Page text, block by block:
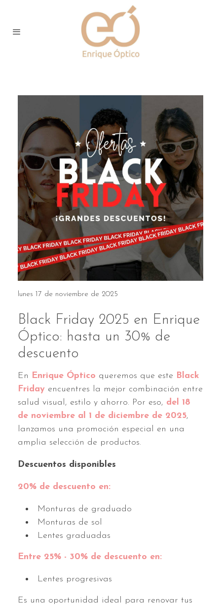
lunes 17 de noviembre de 2025
Black Friday 2025 en Enrique
Óptico: hasta un 30% de
descuento
En Enrique Óptico queremos que este Black
Friday encuentres la mejor combinación entre
salud visual, estilo y ahorro. Por eso, del 18
de noviembre al 1 de diciembre de 2025,
lanzamos una promoción especial en una
amplia selección de productos.
Descuentos disponibles
20% de descuento en:
Monturas de graduado
Monturas de sol
Lentes graduadas
Entre 25% - 30% de descuento en:
Lentes progresivas
Es una oportunidad ideal para renovar tus